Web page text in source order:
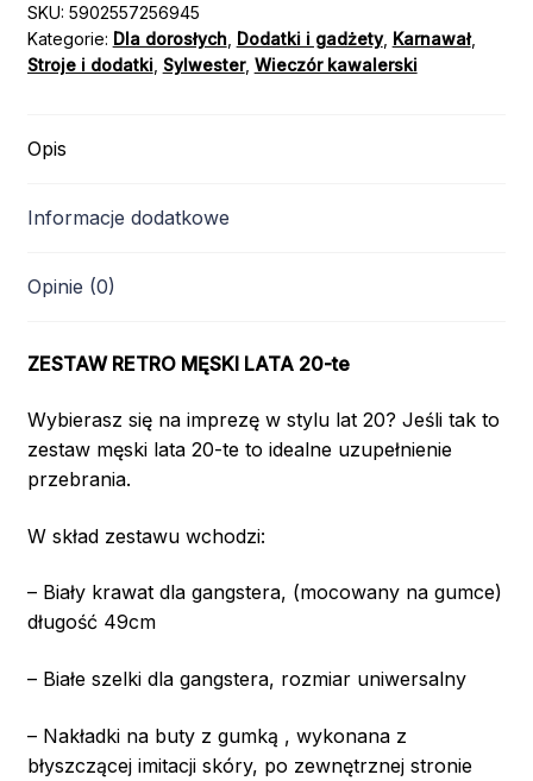
SKU: 5902557256945
Kategorie: Dla dorosłych, Dodatki i gadżety, Karnawał,
Stroje i dodatki, Sylwester, Wieczór kawalerski
Opis
Informacje dodatkowe
Opinie (0)
ZESTAW RETRO MĘSKI LATA 20-te
Wybierasz się na imprezę w stylu lat 20? Jeśli tak to
zestaw męski lata 20-te to idealne uzupełnienie
przebrania.
W skład zestawu wchodzi:
– Biały krawat dla gangstera, (mocowany na gumce)
długość 49cm
– Białe szelki dla gangstera, rozmiar uniwersalny
– Nakładki na buty z gumką , wykonana z
błyszczącej imitacji skóry, po zewnętrznej stronie